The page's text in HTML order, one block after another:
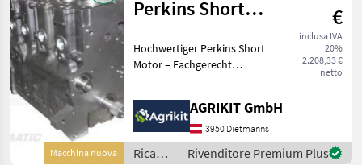
agricole
/ Steyr
Macchina nuova
Perkins Short
AT4.236 & A4.248
€
inclusa IVA
20%
2.208,33 €
netto
Hochwertiger Perkins Short
Motor – Fachgerecht
Perkins Short Motor ist die
ideale Lösung für eine
professionelle
Motorinstand
AGRIKIT GmbH
3950 Dietmanns
Ricambi
Rivenditore Premium Plus